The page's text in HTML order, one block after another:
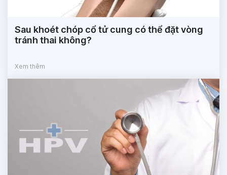
Sau khoét chóp cổ tử cung có thể đặt vòng
tránh thai không?
Xem thêm